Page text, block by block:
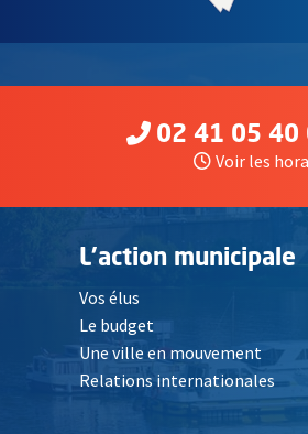
02 41 05 40
Voir les
L'action municipale
Vos élus
Le budget
Une ville en mouvement
Relations internationales